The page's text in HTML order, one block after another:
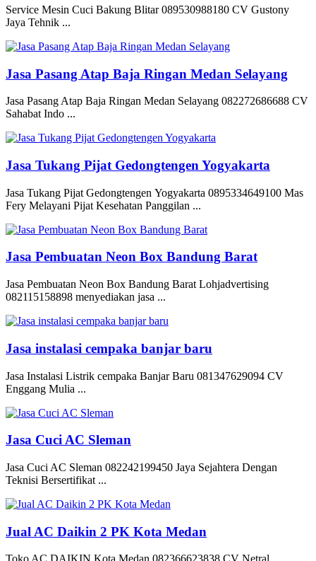
Service Mesin Cuci Bakung Blitar 089530988180 CV Gustony
Jaya Tehnik ...
Jasa Pasang Atap Baja Ringan Medan Selayang
Jasa Pasang Atap Baja Ringan Medan Selayang 082272686688 CV
Sahabat Indo ...
Jasa Tukang Pijat Gedongtengen Yogyakarta
Jasa Tukang Pijat Gedongtengen Yogyakarta 0895334649100 Mas
Fery Melayani Pijat Kesehatan Panggilan ...
Jasa Pembuatan Neon Box Bandung Barat
Jasa Pembuatan Neon Box Bandung Barat Lohjadvertising
082115158898 menyediakan jasa ...
Jasa instalasi cempaka banjar baru
Jasa Instalasi Listrik cempaka Banjar Baru 081347629094 CV
Enggang Mulia ...
Jasa Cuci AC Sleman
Jasa Cuci AC Sleman 082242199450 Jaya Sejahtera Dengan
Teknisi Bersertifikat ...
Jual AC Daikin 2 PK Kota Medan